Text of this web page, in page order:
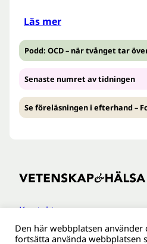
Läs mer
Podd: OCD – när tvånget tar
Senaste numret av tidningen
Se föreläsningen i efterhand –
Kontakt
Tillgänglighetsredogöreldse
Den här webbplatsen använder
fortsätta använda webbplatsen